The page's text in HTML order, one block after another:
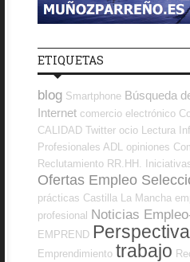
ETIQUETAS
blog Smartphone Búsqueda
Internet comercio electrónico
CALIDAD Twitter ocio Lectura
Profesionales ADL
opiniones
Reclutamiento RR.HH.
Ofertas Empleo
prácticas Castilla La Mancha
profesional Noticias
EMPREND
Emprendimiento trabajo